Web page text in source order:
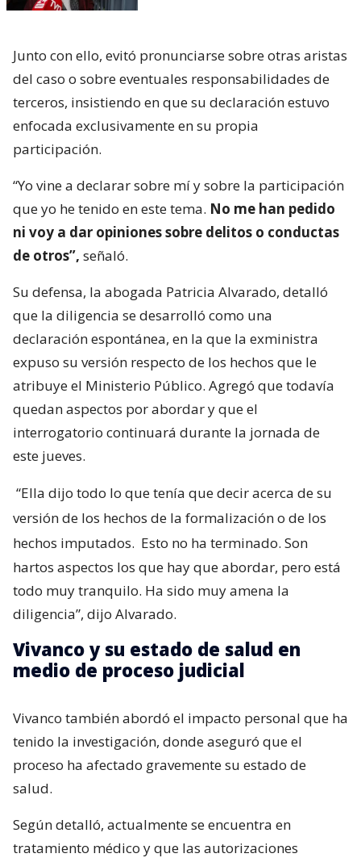
Junto con ello, evitó pronunciarse sobre otras aristas
del caso o sobre eventuales responsabilidades de
terceros, insistiendo en que su declaración estuvo
enfocada exclusivamente en su propia
participación.
“Yo vine a declarar sobre mí y sobre la participación
que yo he tenido en este tema. No me han pedido
ni voy a dar opiniones sobre delitos o conductas
de otros”, señaló.
Su defensa, la abogada Patricia Alvarado, detalló
que la diligencia se desarrolló como una
declaración espontánea, en la que la exministra
expuso su versión respecto de los hechos que le
atribuye el Ministerio Público. Agregó que todavía
quedan aspectos por abordar y que el
interrogatorio continuará durante la jornada de
este jueves.
“Ella dijo todo lo que tenía que decir acerca de su
versión de los hechos de la formalización o de los
hechos imputados. Esto no ha terminado. Son
hartos aspectos los que hay que abordar, pero está
todo muy tranquilo. Ha sido muy amena la
diligencia”, dijo Alvarado.
Vivanco y su estado de salud en
medio de proceso judicial
Vivanco también abordó el impacto personal que ha
tenido la investigación, donde aseguró que el
proceso ha afectado gravemente su estado de
salud.
Según detalló, actualmente se encuentra en
tratamiento médico y que las autorizaciones